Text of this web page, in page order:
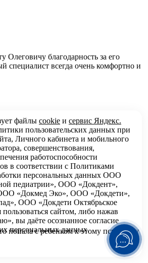
Олеговичу благодарность за его
специалист всегда очень комфортно и
попала с ребенком к этому психологу
файлы cookie и сервис Яндекс.
пользовательских данных при
Личного кабинета и мобильного
совершенствования,
работоспособности
в соответствии с Политиками
персональных данных ООО
педиатрии», ООО «Докдент»,
«Докмед Эко», ООО «Докдети»,
ООО «Докдети Октябрьское
сайтом, либо нажав
вы даёте осознанное согласие
персональных данных.